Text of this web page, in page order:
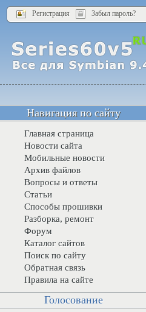
Регистрация Забыл пароль?
Навигация по сайту
Главная страница
Новости сайта
Мобильные новости
Архив файлов
Вопросы и ответы
Статьи
Способы прошивки
Разборка, ремонт
Форум
Каталог сайтов
Поиск по сайту
Обратная связь
Правила на сайте
Голосование